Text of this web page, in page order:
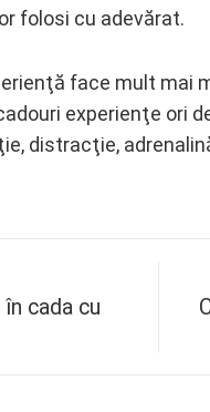
folosi cu adevărat.
face mult mai
experienţe ori
distracţie,
cada cu